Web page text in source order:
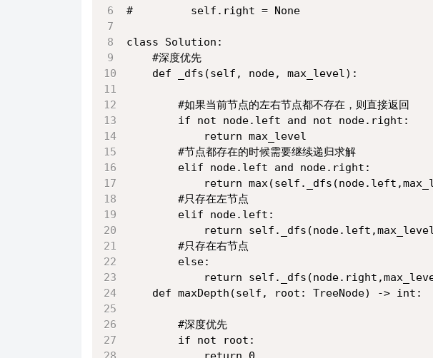
#         self.right = None
class Solution:
    #深度优先
    def _dfs(self, node, max_level):
        #如果当前节点的左右节点都不存在，则直接返回
        if not node.left and not node.right:
            return max_level
        #节点都存在的时候需要继续递归求解
        elif node.left and node.right:
return
        #只存在左节点
        elif node.left:
return
        #只存在右节点
        else:
return
    def maxDepth(self, root: TreeNode) -> int:
        #深度优先
        if not root: